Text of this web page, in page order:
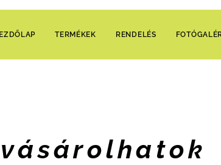
TERMÉKEK RENDELÉS